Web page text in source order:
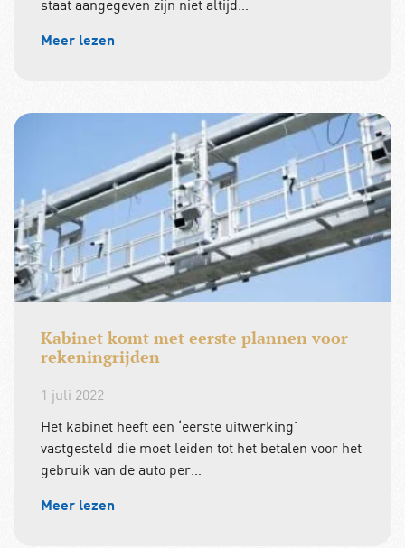
staat aangegeven zijn niet altijd…
Meer lezen
Kabinet komt met eerste plannen voor
rekeningrijden
1 juli 2022
Het kabinet heeft een ‘eerste uitwerking’
vastgesteld die moet leiden tot het betalen voor het
gebruik van de auto per…
Meer lezen